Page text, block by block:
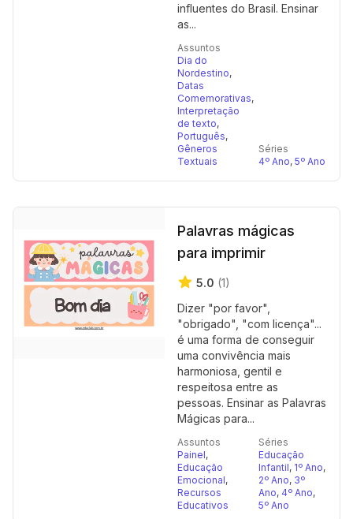
influentes do Brasil. Ensinar
as...
Assuntos
Dia do
Nordestino,
Datas
Comemorativas,
Interpretação
de texto,
Português,
Gêneros
Textuais
Séries
4º Ano, 5º Ano
Palavras mágicas
para imprimir
5.0 (1)
Dizer "por favor",
"obrigado", "com licença"...
é uma forma de conseguir
uma convivência mais
harmoniosa, gentil e
respeitosa entre as
pessoas. Ensinar as Palavras
Mágicas para...
Assuntos
Painel,
Educação
Emocional,
Recursos
Educativos
Séries
Educação
Infantil, 1º Ano,
2º Ano, 3º
Ano, 4º Ano,
5º Ano